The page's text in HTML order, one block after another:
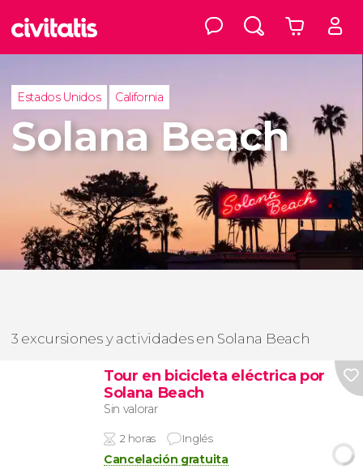
Estados Unidos California
Solana Beach
3 excursiones y actividades en Solana Beach
Tour en bicicleta eléctrica por
Solana Beach
Sin valorar
2 horas Inglés
Cancelación gratuita